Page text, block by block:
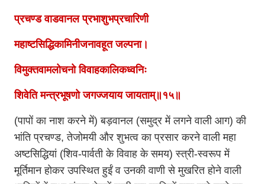
प्रचण्ड वाडवानल प्रभाशुभप्रचारिणी
महाष्टसिद्धिकामिनीजनावहूत जल्पना।
विमुक्तवामलोचनो विवाहकालिकध्वनिः
शिवेति मन्त्रभूषणो जगज्जयाय जायताम्॥१५॥
(पापों का नाश करने में) बड़वानल (समुद्र में लगने वाली आग) की
भांति प्रचण्ड, तेजोमयी और शुभत्व का प्रसार करने वाली महा
अष्टसिद्धियां (शिव-पार्वती के विवाह के समय) स्त्री-स्वरूप में
मूर्तिमान होकर उपस्थित हुईं व उनकी वाणी से मुखरित होने वाली